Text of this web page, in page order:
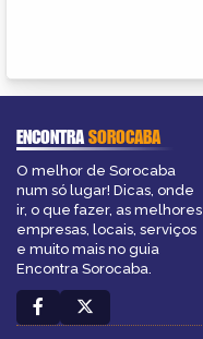
ENCONTRASOROCABA
O melhor de Sorocaba
num só lugar! Dicas, onde
ir, o que fazer, as melhores
empresas, locais, serviços
e muito mais no guia
Encontra Sorocaba.